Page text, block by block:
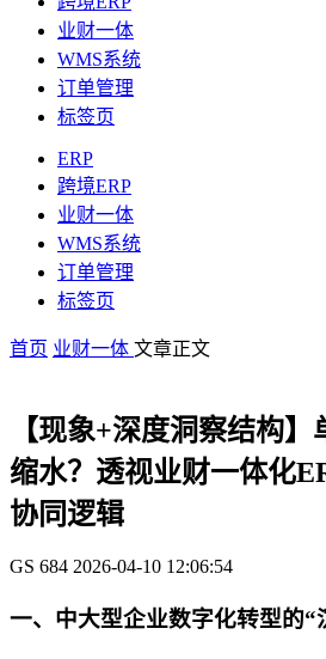
业财一体
WMS系统
订单管理
标签页
ERP
跨境ERP
业财一体
WMS系统
订单管理
标签页
首页 业财一体 文章正文
【现象+深度洞察结构
缩水？透视业财一体化
协同逻辑
GS 684 2026-04-10 12:06:54
一、中大型企业数字化转型的“